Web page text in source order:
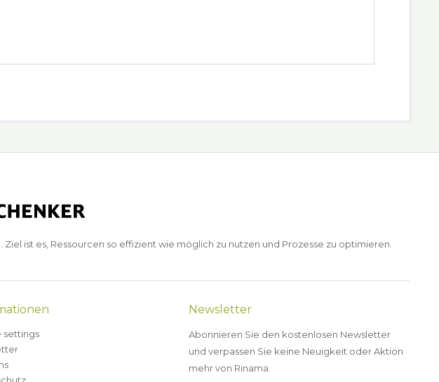
ist es, Ressourcen so effizient wie möglich zu nutzen und Prozesse zu optimieren.
settings
Newsletter
Abonnieren Sie den kostenlosen Newsletter
und verpassen Sie keine Neuigkeit oder Aktion
mehr von Rinama.